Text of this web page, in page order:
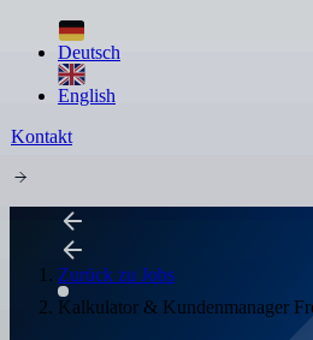
Deutsch
English
Kontakt
Zurück zu Jobs
Kalkulator & Kundenmanager